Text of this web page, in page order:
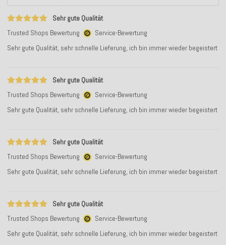
Sehr gute Qualität
Trusted Shops Bewertung
Service-Bewertung
Sehr gute Qualität, sehr schnelle Lieferung, ich bin immer wieder begeistert
Sehr gute Qualität
Trusted Shops Bewertung
Service-Bewertung
Sehr gute Qualität, sehr schnelle Lieferung, ich bin immer wieder begeistert
Sehr gute Qualität
Trusted Shops Bewertung
Service-Bewertung
Sehr gute Qualität, sehr schnelle Lieferung, ich bin immer wieder begeistert
Sehr gute Qualität
Trusted Shops Bewertung
Service-Bewertung
Sehr gute Qualität, sehr schnelle Lieferung, ich bin immer wieder begeistert